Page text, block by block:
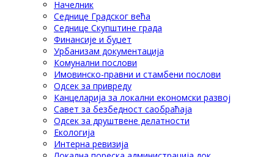
Начелник
Седнице Градског већа
Седнице Скупштине града
Финансије и буџет
Урбанизам документација
Комунални послови
Имовинско-правни и стамбени послови
Одсек за привреду
Канцеларија за локални економски развој
Савет за безбедност саобраћаја
Одсек за друштвене делатности
Eкологија
Интерна ревизија